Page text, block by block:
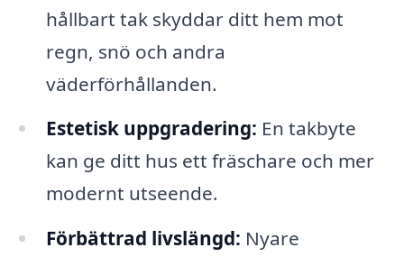
hållbart tak skyddar ditt hem mot
regn, snö och andra
väderförhållanden.
Estetisk uppgradering: En takbyte
kan ge ditt hus ett fräschare och mer
modernt utseende.
Förbättrad livslängd: Nyare